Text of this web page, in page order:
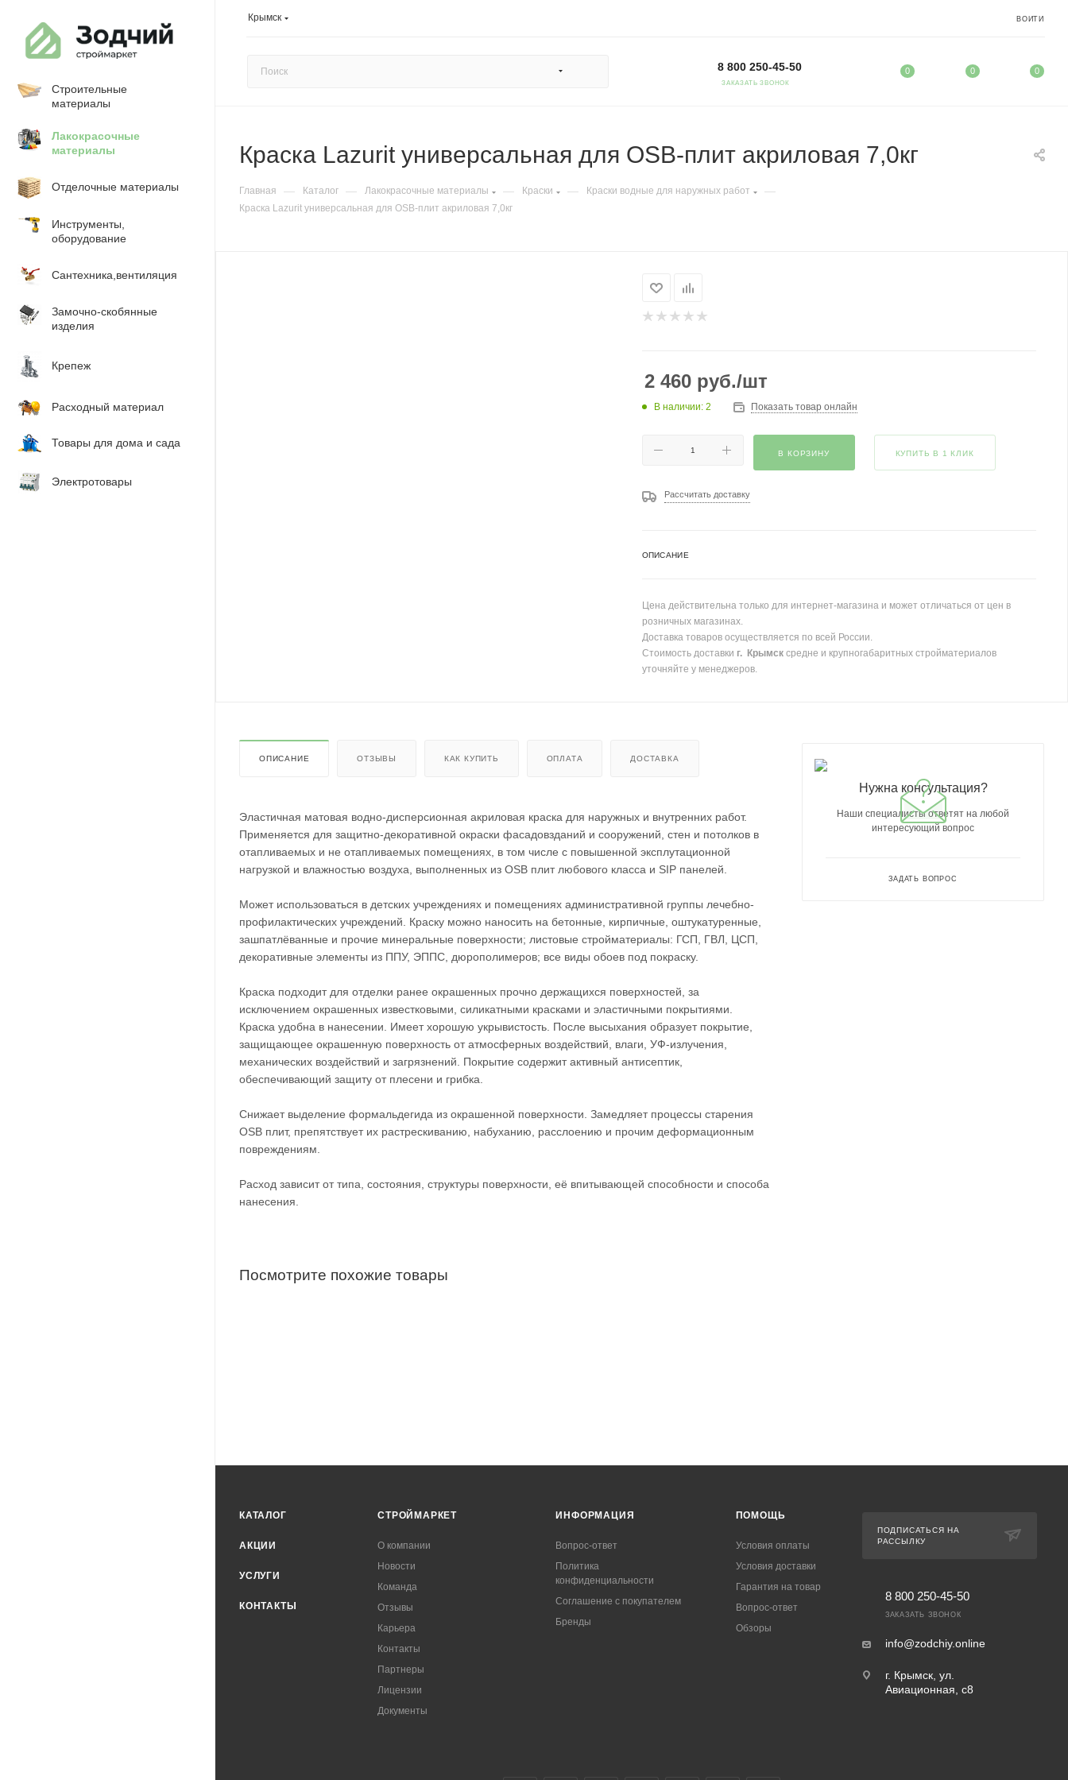
Крымск ВОЙТИ
8 800 250-45-50
ЗАКАЗАТЬ ЗВОНОК
0 0 0
Строительные
материалы
Лакокрасочные
материалы
Отделочные материалы
Инструменты,
оборудование
Сантехника,вентиляция
Замочно-скобянные
изделия
Крепеж
Расходный материал
Товары для дома и сада
Электротовары
Краска Lazurit универсальная для OSB-плит акриловая 7,0кг
Главная — Каталог — Лакокрасочные материалы — Краски — Краски водные для наружных работ —
Краска Lazurit универсальная для OSB-плит акриловая 7,0кг
2 460руб./шт
В наличии: 2 Показать товар онлайн
В КОРЗИНУ КУПИТЬ В 1 КЛИК
Рассчитать доставку
ОПИСАНИЕ
Цена действительна только для интернет-магазина и может отличаться от цен в
розничных магазинах.
Доставка товаров осуществляется по всей России.
Стоимость доставки г. Крымсксредне и крупногабаритных стройматериалов
уточняйте у менеджеров.
ОПИСАНИЕ ОТЗЫВЫ КАК КУПИТЬ ОПЛАТА ДОСТАВКА
Эластичная матовая водно-дисперсионная акриловая краска для наружных и внутренних работ.
Применяется для защитно-декоративной окраски фасадовзданий и сооружений, стен и потолков в
отапливаемых и не отапливаемых помещениях, в том числе с повышенной эксплутационной
нагрузкой и влажностью воздуха, выполненных из OSB плит любового класса и SIP панелей.
Может использоваться в детских учреждениях и помещениях административной группы лечебно-
профилактических учреждений. Краску можно наносить на бетонные, кирпичные, оштукатуренные,
зашпатлёванные и прочие минеральные поверхности; листовые стройматериалы: ГСП, ГВЛ, ЦСП,
декоративные элементы из ППУ, ЭППС, дюрополимеров; все виды обоев под покраску.
Краска подходит для отделки ранее окрашенных прочно держащихся поверхностей, за
исключением окрашенных известковыми, силикатными красками и эластичными покрытиями.
Краска удобна в нанесении. Имеет хорошую укрывистость. После высыхания образует покрытие,
защищающее окрашенную поверхность от атмосферных воздействий, влаги, УФ-излучения,
механических воздействий и загрязнений. Покрытие содержит активный антисептик,
обеспечивающий защиту от плесени и грибка.
Снижает выделение формальдегида из окрашенной поверхности. Замедляет процессы старения
OSB плит, препятствует их растрескиванию, набуханию, расслоению и прочим деформационным
повреждениям.
Расход зависит от типа, состояния, структуры поверхности, её впитывающей способности и способа
нанесения.
Посмотрите похожие товары
Нужна консультация?
Наши специалисты ответят на любой
интересующий вопрос
ЗАДАТЬ ВОПРОС
КАТАЛОГ
АКЦИИ
УСЛУГИ
КОНТАКТЫ
СТРОЙМАРКЕТ
О компании
Новости
Команда
Отзывы
Карьера
Контакты
Партнеры
Лицензии
Документы
ИНФОРМАЦИЯ
Вопрос-ответ
Политика
конфиденциальности
Соглашение с покупателем
Бренды
ПОМОЩЬ
Условия оплаты
Условия доставки
Гарантия на товар
Вопрос-ответ
Обзоры
ПОДПИСАТЬСЯ НА
РАССЫЛКУ
8 800 250-45-50
ЗАКАЗАТЬ ЗВОНОК
info@zodchiy.online
г. Крымск, ул.
Авиационная, с8